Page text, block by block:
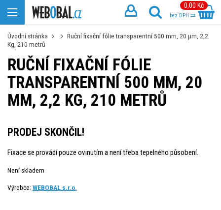
0,00 Kč
bez DPH
Úvodní stránka
Ruční fixační fólie transparentní 500 mm, 20 µm, 2,2
Kg, 210 metrů
RUČNÍ FIXAČNÍ FÓLIE
TRANSPARENTNÍ 500 MM, 20
ΜM, 2,2 KG, 210 METRŮ
PRODEJ SKONČIL!
Fixace se provádí pouze ovinutím a není třeba tepelného působení.
Není skladem
Výrobce: WEBOBAL s.r.o.